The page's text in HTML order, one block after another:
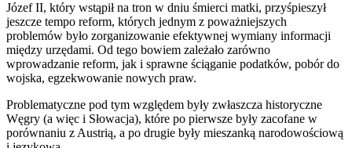
Józef II, który wstąpił na tron w dniu śmierci matki, przyśpieszył
jeszcze tempo reform, których jednym z poważniejszych
problemów było zorganizowanie efektywnej wymiany informacji
między urzędami. Od tego bowiem zależało zarówno
wprowadzanie reform, jak i sprawne ściąganie podatków, pobór do
wojska, egzekwowanie nowych praw.
Problematyczne pod tym względem były zwłaszcza historyczne
Węgry (a więc i Słowacja), które po pierwsze były zacofane w
porównaniu z Austrią, a po drugie były mieszanką narodowościową